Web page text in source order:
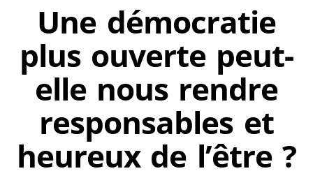
Une démocratie
plus ouverte peut-
elle nous rendre
responsables et
heureux de l’être ?